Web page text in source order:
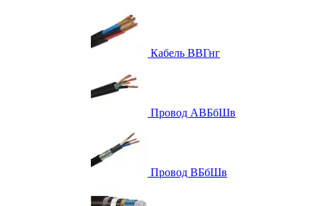
Кабель ВВГнг
Провод АВБбШв
Провод ВБбШв